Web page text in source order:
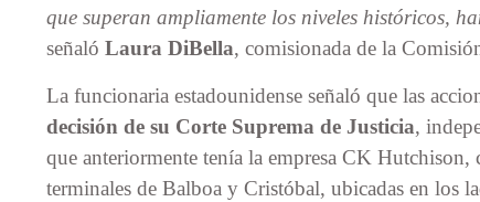
que superan ampliamente los niveles históricos,
señaló Laura DiBella, comisionada de la
La funcionaria estadounidense señaló que las
decisión de su Corte Suprema de Justicia,
que anteriormente tenía la empresa CK
terminales de Balboa y Cristóbal, ubicadas en los